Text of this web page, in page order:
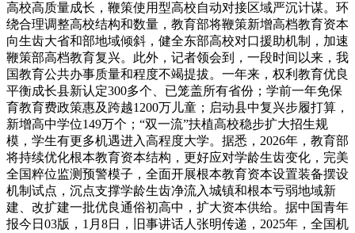
高校高质量成长，鞭策使用型高校自动对接区域严沉计谋。环
绕合理调整高校结构和数量，教育部将鞭策新增高档教育资本
向生齿大省和部地域倾斜，健全东部高校对口援助机制，加速
鞭策部高档教育复兴。此外，记者领会到，一段时间以来，我
国教育公共办事质量和程度不竭提拔。一年来，权利教育优良
平衡成长县新认定300多个、已笼盖所有省份；学前一年免保
育教育费政策惠及跨越1200万儿童；启动县中复兴步履打算，
新增高中学位149万个；“双一流”扶植高校稳步扩大招生规
模，学生有更多机遇进入高程度大学。据悉，2026年，教育部
将持续优化根本教育资本结构，更好应对学龄生齿变化，完美
全国粹位监测预警模子，全面开展根本教育资本设置装备摆设
机制试点，沉点支撑学龄生齿净流入城镇和根本亏弱地域新
建、改扩建一批优良通俗初高中，扩大资本供给。据中国青年
报今日03版，1月8日，旧事讲话人张明传递，2025年，全国机